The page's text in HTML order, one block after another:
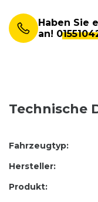
Haben Sie
an!
Technische
Hersteller:
Produkt:
Fahrzeugtyp: